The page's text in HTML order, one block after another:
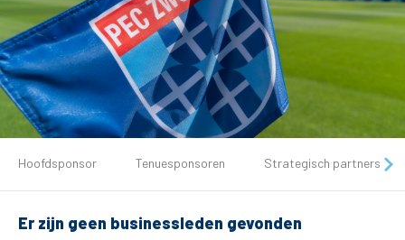
Tickets
Matchdays
Hoofdsponsor Tenuesponsoren Strategisch partners
Er zijn geen businessleden gevonden